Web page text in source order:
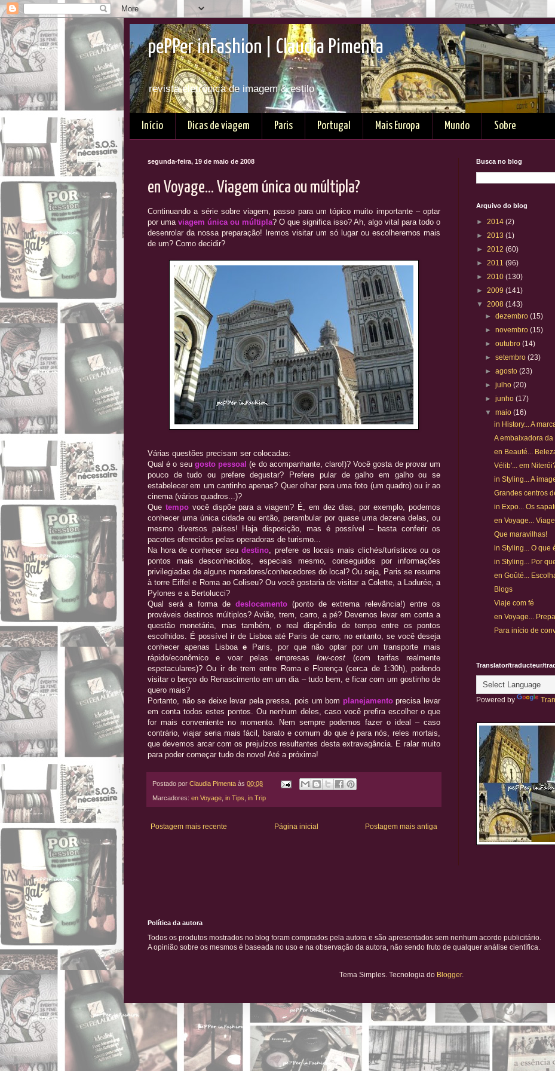
pePPer inFashion | Claudia Pimenta
revista eletrônica de imagem & estilo
Início Dicas de viagem Paris Portugal Mais Europa Mundo Sobre
segunda-feira, 19 de maio de 2008
en Voyage... Viagem única ou múltipla?
Continuando a série sobre viagem, passo para um tópico muito importante – optar
por uma viagem única ou múltipla? O que significa isso? Ah, algo vital para todo o
desenrolar da nossa preparação! Iremos visitar um só lugar ou escolheremos mais
de um? Como decidir?
Várias questões precisam ser colocadas:
Qual é o seu gosto pessoal (e do acompanhante, claro!)? Você gosta de provar um
pouco de tudo ou prefere degustar? Prefere pular de galho em galho ou se
estabelecer em um cantinho apenas? Quer olhar para uma foto (um quadro) ou ir ao
cinema (vários quadros...)?
Que tempovocê dispõe para a viagem? É, em dez dias, por exemplo, podemos
conhecer uma única cidade ou então, perambular por quase uma dezena delas, ou
mesmo diversos países! Haja disposição, mas é possível – basta conferir os
pacotes oferecidos pelas operadoras de turismo...
Na hora de conhecer seudestino , prefere os locais mais clichés/turísticos ou os
pontos mais desconhecidos, especiais mesmo, conseguidos por informações
privilegiadas de alguns moradores/conhecedores do local? Ou seja, Paris se resume
à torre Eiffel e Roma ao Coliseu? Ou você gostaria de visitar a Colette, a Ladurée, a
Pylones e a Bertolucci?
Qual será a forma de deslocamento(ponto de extrema relevância!) entre os
prováveis destinos múltiplos? Avião, trem, carro, a pé? Devemos levar em conta a
questão monetária, mas também, o real dispêndio de tempo entre os pontos
escolhidos. É possível ir de Lisboa até Paris de carro; no entanto, se você deseja
conhecer apenas Lisboae
Paris, por que não optar por um transporte mais
rápido/econômico e voar pelas empresaslow-cost (com tarifas realmente
espetaculares)? Ou ir de trem entre Roma e Florença (cerca de 1:30h), podendo
visitar o berço do Renascimento em um dia – tudo bem, e ficar com um gostinho de
quero mais?
Portanto, não se deixe levar pela pressa, pois um bom planejamentoprecisa levar
em conta todos estes pontos. Ou nenhum deles, caso você prefira escolher o que
for mais conveniente no momento. Nem sempre podemos fazer o ideal – caso
contrário, viajar seria mais fácil, barato e comum do que é para nós, reles mortais,
que devemos arcar com os prejuízos resultantes desta extravagância. E ralar muito
para poder começar tudo de novo! Até a próxima!
Postado por Claudia Pimenta às 00:08
Marcadores: en Voyage in Tips in Trip
Postagem mais recente Postagem mais antiga
Página inicial
Busca no blog
Arquivo do blog
► 2014 (2)
► 2013 (1)
► 2012 (60)
► 2011 (96)
► 2010 (130)
► 2009 (141)
▼ 2008 (143)
►dezembro(15)
►novembro(15)
►outubro(14)
►setembro(23)
►agosto(23)
►julho(20)
►junho(17)
▼maio(16)
in History... A
A embaixadora da
en Beauté...
Vélib'... em
in Styling... A
Grandes centros
in Expo... Os
en Voyage...
Que maravilhas!
in Styling... O que
in Styling... Por
en Goûté...
Blogs
Viaje com fé
en Voyage...
Para início de
Translator/traducteur/
Powered by
Política da autora
Todos os produtos mostrados no blog foram comprados pela autora e são apresentados sem nenhum acordo publicitário.
A opinião sobre os mesmos é baseada no uso e na observação da autora, não sendo fruto de qualquer análise científica.
Tema Simples. Tecnologia do Blogger.